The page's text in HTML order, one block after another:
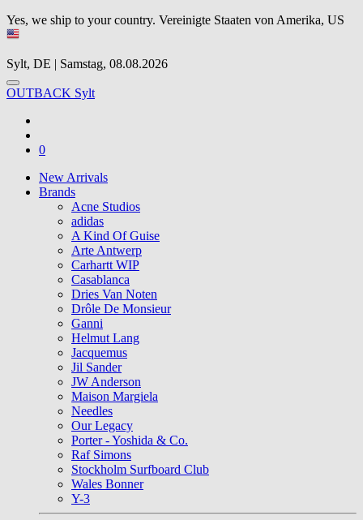
Yes, we ship to your country. Vereinigte Staaten von Amerika, US
Sylt, DE | Samstag, 08.08.2026
OUTBACK Sylt
0
New Arrivals
Brands
Acne Studios
adidas
A Kind Of Guise
Arte Antwerp
Carhartt WIP
Casablanca
Dries Van Noten
Drôle De Monsieur
Ganni
Helmut Lang
Jacquemus
Jil Sander
JW Anderson
Maison Margiela
Needles
Our Legacy
Porter - Yoshida & Co.
Raf Simons
Stockholm Surfboard Club
Wales Bonner
Y-3